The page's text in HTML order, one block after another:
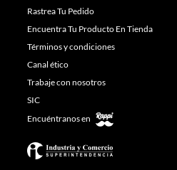
Rastrea Tu Pedido
Encuentra Tu Producto En Tienda
Términos y condiciones
Canal ético
Trabaje con nosotros
SIC
Encuéntranos en